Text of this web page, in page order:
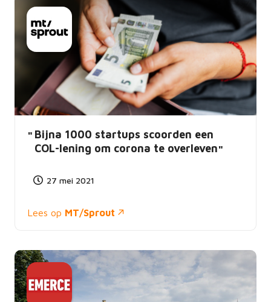
Bijna 1000 startups scoorden een
COL-lening om corona te overleven
27 mei 2021
Lees op MT/Sprout